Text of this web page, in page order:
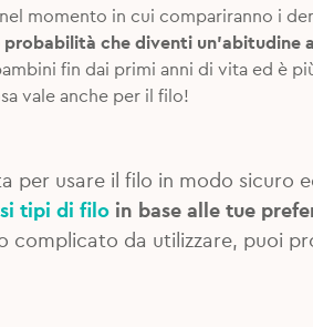
momento in cui compariranno i
probabilità che diventi un’abitudine
fin dai primi anni di vita ed è
vale anche per il filo!
per usare il filo in modo sicuro
tipi di filo in base alle tue
complicato da utilizzare, puoi